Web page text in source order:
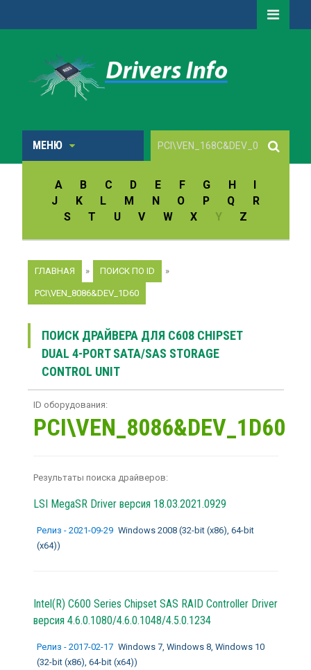
МЕНЮ
A B C D E F G H
I
J
K L M N O P Q
R
S
T U V W X Y Z
ГЛАВНАЯ » ПОИСК ПО ID »
PCI\VEN_8086&DEV_1D60
ПОИСК ДРАЙВЕРА ДЛЯ C608 CHIPSET
DUAL 4-PORT SATA/SAS STORAGE
CONTROL UNIT
ID оборудования:
PCI\VEN_8086&DEV_1D60
Результаты поиска драйверов:
LSI MegaSR Driverверсия 18.03.2021.0929
Релиз - 2021-09-29 Windows 2008 (32-bit (x86), 64-bit
(x64))
Intel(R) C600 Series Chipset SAS RAID Controller Driver
версия 4.6.0.1080/4.6.0.1048/4.5.0.1234
Релиз - 2017-02-17 Windows 7, Windows 8, Windows 10
(32-bit (x86), 64-bit (x64))